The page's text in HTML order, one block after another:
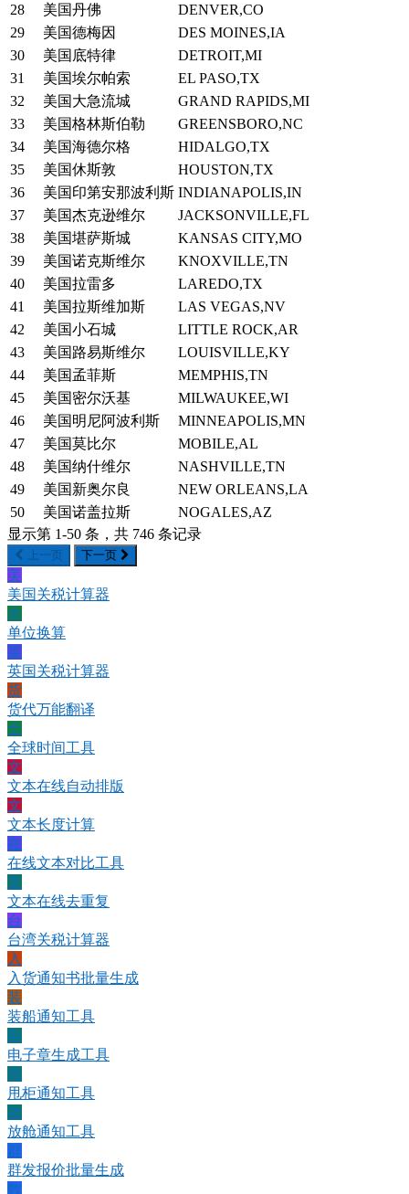
28
美国丹佛
DENVER,CO
29
美国德梅因
DES MOINES,IA
30
美国底特律
DETROIT,MI
31
美国埃尔帕索
EL PASO,TX
32
美国大急流城
GRAND RAPIDS,MI
33
美国格林斯伯勒
GREENSBORO,NC
34
美国海德尔格
HIDALGO,TX
35
美国休斯敦
HOUSTON,TX
36
美国印第安那波利斯 INDIANAPOLIS,IN
37
美国杰克逊维尔
JACKSONVILLE,FL
38
美国堪萨斯城
KANSAS CITY,MO
39
美国诺克斯维尔
KNOXVILLE,TN
40
美国拉雷多
LAREDO,TX
41
美国拉斯维加斯
LAS VEGAS,NV
42
美国小石城
LITTLE ROCK,AR
43
美国路易斯维尔
LOUISVILLE,KY
44
美国孟菲斯
MEMPHIS,TN
45
美国密尔沃基
MILWAUKEE,WI
46
美国明尼阿波利斯
MINNEAPOLIS,MN
47
美国莫比尔
MOBILE,AL
48
美国纳什维尔
NASHVILLE,TN
49
美国新奥尔良
NEW ORLEANS,LA
50
美国诺盖拉斯
NOGALES,AZ
显示第 1-50 条，共 746 条记录
上一页 下一页
美
美国关税计算器
单
单位换算
英
英国关税计算器
货
货代万能翻译
全
全球时间工具
文
文本在线自动排版
文
文本长度计算
在
在线文本对比工具
文
文本在线去重复
台
台湾关税计算器
入
入货通知书批量生成
装
装船通知工具
电
电子章生成工具
甩
甩柜通知工具
放
放舱通知工具
群
群发报价批量生成
数